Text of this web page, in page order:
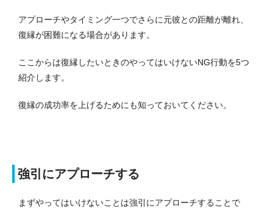
アプローチやタイミング一つでさらに元彼との距離が離れ、
復縁が困難になる場合があります。
ここからは復縁したいときのやってはいけないNG行動を5つ
紹介します。
復縁の成功率を上げるためにも知っておいてください。
強引にアプローチする
まずやってはいけないことは強引にアプローチすることで